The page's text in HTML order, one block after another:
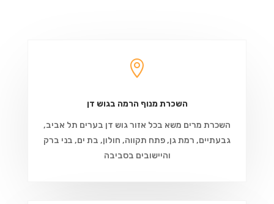

השכרת מנוף הרמה בגוש דן
השכרת מרים משא בכל אזור גוש דן בערים תל אביב,
גבעתיים, רמת גן, פתח תקווה, חולון, בת ים, בני ברק
והיישובים בסביבה